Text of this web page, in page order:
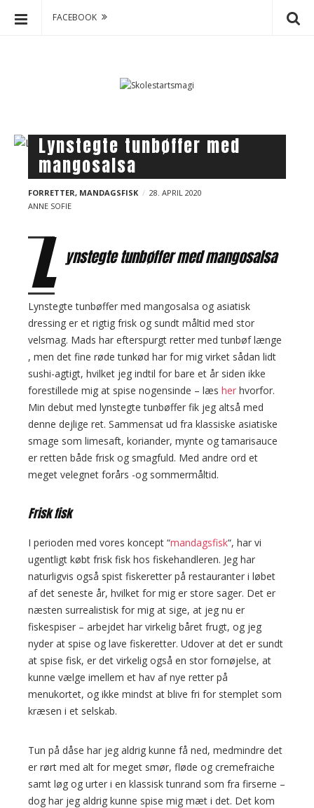
FACEBOOK
Lynstegte tunbøffer med
mangosalsa
FORRETTER, MANDAGSFISK
28. APRIL 2020
ANNE SOFIE
L ynstegte tunbøffer med mangosalsa
Lynstegte tunbøffer med mangosalsa og asiatisk
dressing er et rigtig frisk og sundt måltid med stor
velsmag. Mads har efterspurgt retter med tunbøf længe
, men det fine røde tunkød har for mig virket sådan lidt
sushi-agtigt, hvilket jeg indtil for bare et år siden ikke
forestillede mig at spise nogensinde – læs her hvorfor.
Min debut med lynstegte tunbøffer fik jeg altså med
denne dejlige ret. Sammensat ud fra klassiske asiatiske
smage som limesaft, koriander, mynte og tamarisauce
er retten både frisk og smagfuld. Med andre ord et
meget velegnet forårs -og sommermåltid.
Frisk fisk
I perioden med vores koncept “mandagsfisk“, har vi
ugentligt købt frisk fisk hos fiskehandleren. Jeg har
naturligvis også spist fiskeretter på restauranter i løbet
af det seneste år, hvilket for mig er store sager. Det er
næsten surrealistisk for mig at sige, at jeg nu er
fiskespiser – arbejdet har virkelig båret frugt, og jeg
nyder at spise og lave fiskeretter. Udover at det er sundt
at spise fisk, er det virkelig også en stor fornøjelse, at
kunne vælge imellem et hav af nye retter på
menukortet, og ikke mindst at blive fri for stemplet som
kræsen i et selskab.
Tun på dåse har jeg aldrig kunne få ned, medmindre det
er rørt med alt for meget smør, fløde og cremefraiche
samt løg og urter i en klassisk tunrand som fra firserne –
dog har jeg aldrig kunne spise mig mæt i det. Det kom